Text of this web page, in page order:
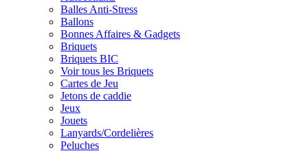
Balles Anti-Stress
Ballons
Bonnes Affaires & Gadgets
Briquets
Briquets BIC
Voir tous les Briquets
Cartes de Jeu
Jetons de caddie
Jeux
Jouets
Lanyards/Cordelières
Peluches